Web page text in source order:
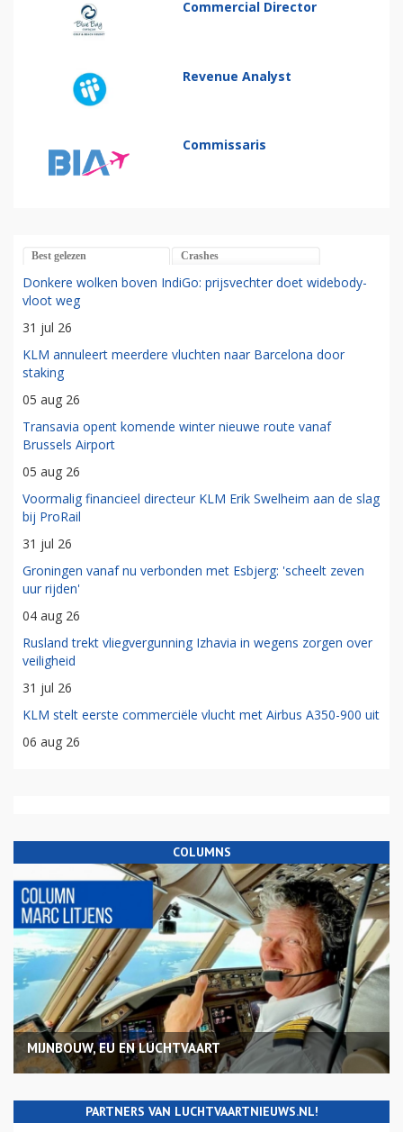
Commercial Director
Revenue Analyst
Commissaris
Best gelezen Crashes
Donkere wolken boven IndiGo: prijsvechter doet widebody-
vloot weg
31 jul 26
KLM annuleert meerdere vluchten naar Barcelona door
staking
05 aug 26
Transavia opent komende winter nieuwe route vanaf
Brussels Airport
05 aug 26
Voormalig financieel directeur KLM Erik Swelheim aan de slag
bij ProRail
31 jul 26
Groningen vanaf nu verbonden met Esbjerg: 'scheelt zeven
uur rijden'
04 aug 26
Rusland trekt vliegvergunning Izhavia in wegens zorgen over
veiligheid
31 jul 26
KLM stelt eerste commerciële vlucht met Airbus A350-900 uit
06 aug 26
COLUMNS
MIJNBOUW, EU EN LUCHTVAART
PARTNERS VAN LUCHTVAARTNIEUWS.NL!